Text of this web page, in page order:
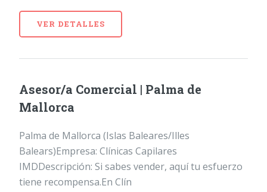
VER DETALLES
Asesor/a Comercial | Palma de
Mallorca
Palma de Mallorca (Islas Baleares/Illes
Balears)Empresa: Clínicas Capilares
IMDDescripción: Si sabes vender, aquí tu esfuerzo
tiene recompensa.En Clín